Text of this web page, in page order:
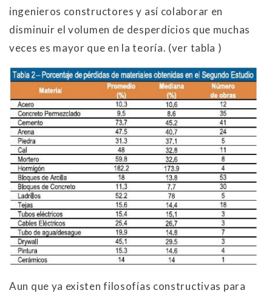
ingenieros constructores y así colaborar en
disminuir el volumen de desperdicios que muchas
veces es mayor que en la teoría. (ver tabla )
Aun que ya existen filosofías constructivas para